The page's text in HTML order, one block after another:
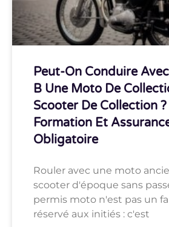
Peut-On Conduire
B Une Moto De
Scooter De Collection
Formation Et
Obligatoire
Rouler avec une moto
scooter d'époque sans
permis moto n'est pas un
réservé aux initiés : c'est